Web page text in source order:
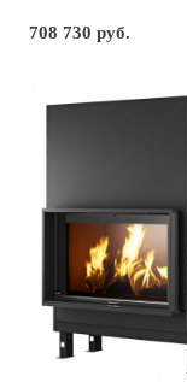
708 730 руб.